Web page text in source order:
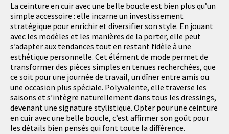
La ceinture en cuir avec une belle boucle est bien plus qu’un
simple accessoire : elle incarne un investissement
stratégique pour enrichir et diversifier son style. En jouant
avec les modèles et les manières de la porter, elle peut
s’adapter aux tendances tout en restant fidèle à une
esthétique personnelle. Cet élément de mode permet de
transformer des pièces simples en tenues recherchées, que
ce soit pour une journée de travail, un dîner entre amis ou
une occasion plus spéciale. Polyvalente, elle traverse les
saisons et s’intègre naturellement dans tous les dressings,
devenant une signature stylistique. Opter pour une ceinture
en cuir avec une belle boucle, c’est affirmer son goût pour
les détails bien pensés qui font toute la différence.